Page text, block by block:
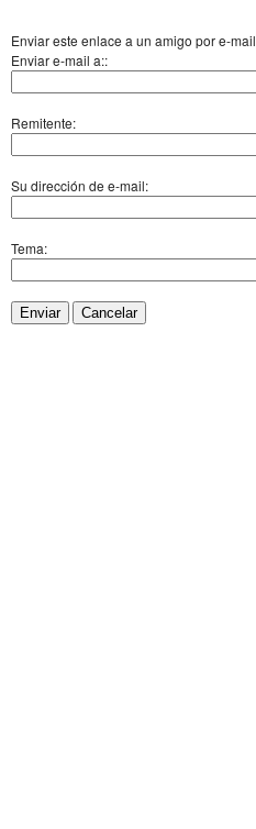
Enviar este enlace a un amigo por e-mail
Enviar e-mail a::
Remitente:
Su dirección de e-mail:
Tema:
Enviar Cancelar